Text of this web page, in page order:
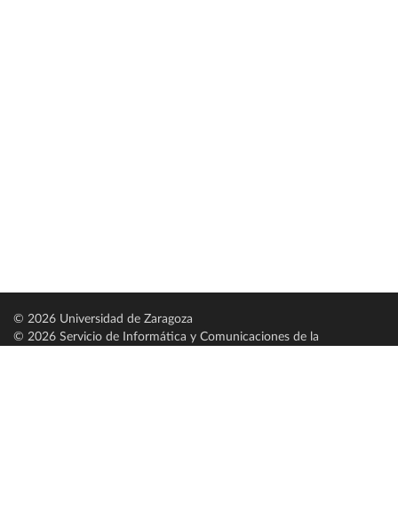
© 2026 Universidad de Zaragoza
© 2026 Servicio de Informática y Comunicaciones de la